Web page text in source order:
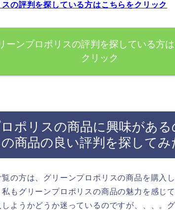
の評判を探している方はこちらをクリック
ーンプロポリスの評判を探している方
クリック
ポリスの商品に興味があ
商品の良い評判を探してみ
の方は、グリーンプロポリスの商品を購入
もグリーンプロポリスの商品の魅力を感じ
ようかどうか迷っているのですが、、、。